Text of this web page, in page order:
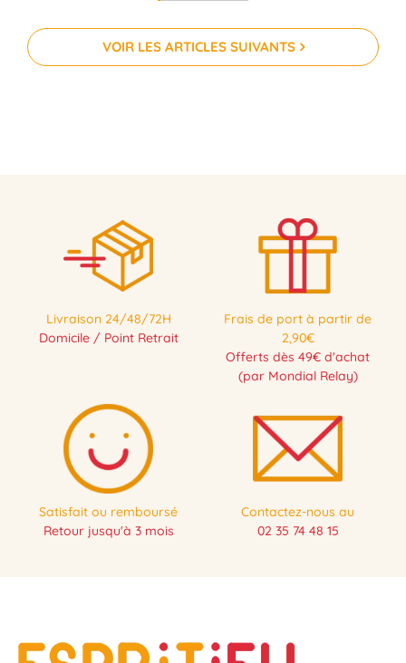
VOIR LES ARTICLES SUIVANTS
Livraison 24/48/72H
Domicile / Point Retrait
Frais de port à partir de
2,90€
Offerts dès 49€ d'achat
(par Mondial Relay)
Satisfait ou remboursé
Retour jusqu'à 3 mois
Contactez-nous au
02 35 74 48 15